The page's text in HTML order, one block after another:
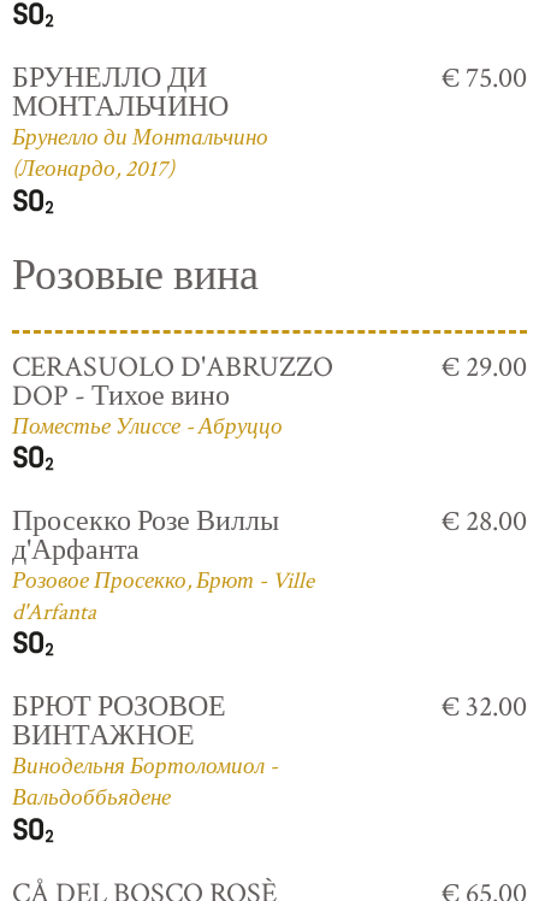
БРУНЕЛЛО ДИ
МОНТАЛЬЧИНО
Брунелло ди Монтальчино
(Леонардо, 2017)
€ 75.00
Розовые вина
CERASUOLO D'ABRUZZO
DOP - Тихое вино
Поместье Улиссе - Абруццо
€ 29.00
Просекко Розе Виллы
д'Арфанта
Розовое Просекко, Брют - Ville
d'Arfanta
€ 28.00
БРЮТ РОЗОВОЕ
ВИНТАЖНОЕ
Винодельня Бортоломиол -
Вальдоббьядене
€ 32.00
CÅ DEL BOSCO ROSÈ € 65.00